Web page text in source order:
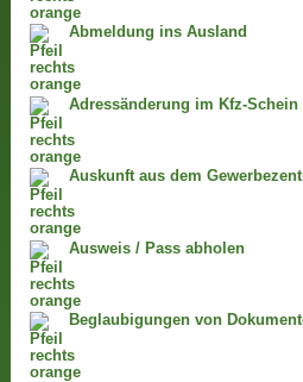
Abmeldung ins Ausland
Adressänderung im Kfz-Schein
Auskunft aus dem
Ausweis / Pass abholen
Beglaubigungen von